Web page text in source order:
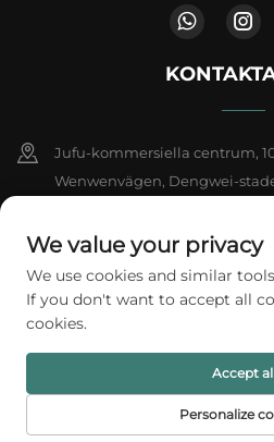
Jufu-kommersiella centrum,
Wenwenvägen, Dengwei-
+86-18802602550
[email protected]
Upphovsrätt © 2026 A1 Packing Co.,
Integritetspolicy
We value your privacy
We use cookies and similar
If you don't want to accept all
cookies.
Personalize
Accept